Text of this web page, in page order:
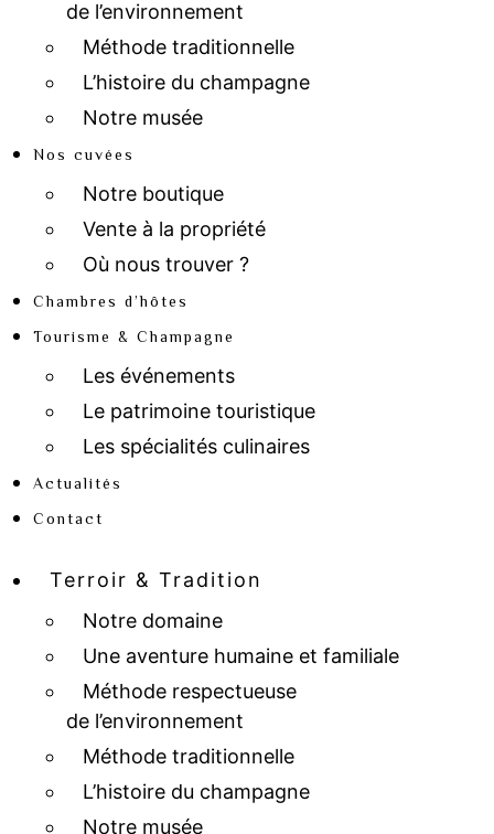
de l’environnement
Méthode traditionnelle
L’histoire du champagne
Notre musée
Nos cuvées
Notre boutique
Vente à la propriété
Où nous trouver ?
Chambres d’hôtes
Tourisme & Champagne
Les événements
Le patrimoine touristique
Les spécialités culinaires
Actualités
Contact
Terroir & Tradition
Notre domaine
Une aventure humaine et familiale
Méthode respectueuse
de l’environnement
Méthode traditionnelle
L’histoire du champagne
Notre musée